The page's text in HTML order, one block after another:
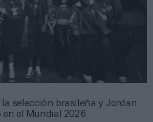
la selección brasileña y Jordan
en el Mundial 2026